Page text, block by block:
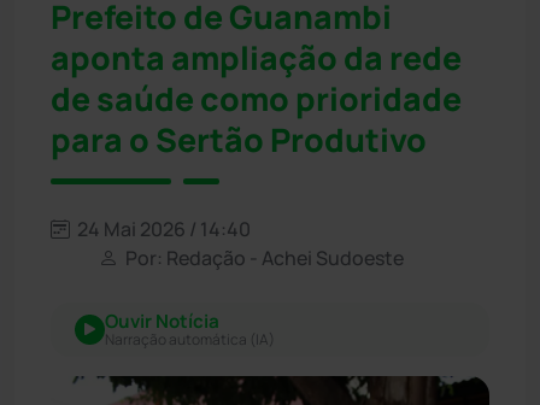
Prefeito de Guanambi
aponta ampliação da rede
de saúde como prioridade
para o Sertão Produtivo
24 Mai 2026 / 14:40
Por: Redação - Achei Sudoeste
Ouvir Notícia
Narração automática (IA)